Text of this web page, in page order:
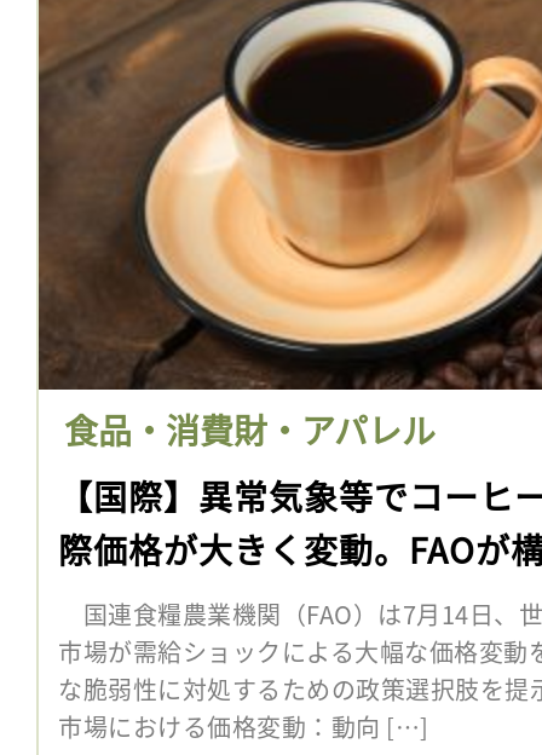
食品・消費財・アパレル
【国際】異常気象等でコーヒ
際価格が大きく変動。FAOが
国連食糧農業機関（FAO）は7月14日、
市場が需給ショックによる大幅な価格変動
な脆弱性に対処するための政策選択肢を
市場における価格変動：動向 […]